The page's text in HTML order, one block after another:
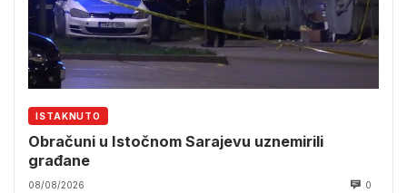
ISTAKNUTO
Obračuni u Istočnom Sarajevu uznemirili
građane
08/08/2026 0